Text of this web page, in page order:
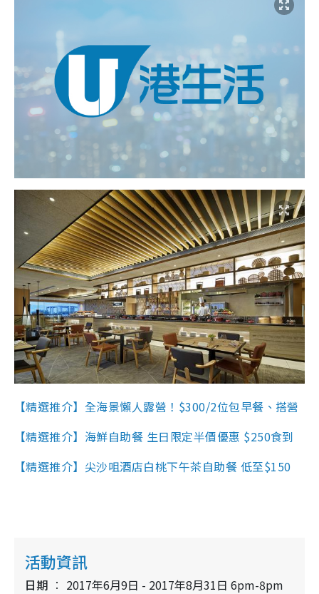
【精選推介】全海景懶人露營！$300/2位包早餐、搭營
【精選推介】海鮮自助餐 生日限定半價優惠 $250食到
【精選推介】尖沙咀酒店白桃下午茶自助餐 低至$150
活動資訊
日期
2017年6月9日 - 2017年8月31日 6pm-8pm